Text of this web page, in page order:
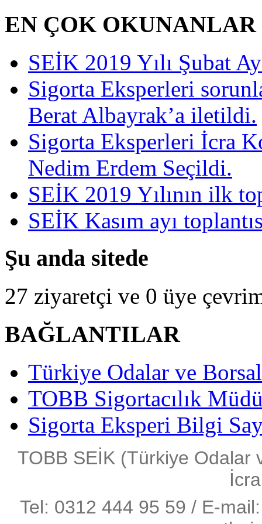
EN ÇOK OKUNANLAR
SEİK 2019 Yılı Şubat
Sigorta Eksperleri
Berat Albayrak’a iletildi.
Sigorta Eksperleri İcra
Nedim Erdem Seçildi.
SEİK 2019 Yılının ilk
SEİK Kasım ayı
Şu anda sitede
27 ziyaretçi ve 0 üye
BAĞLANTILAR
Türkiye Odalar ve
TOBB Sigortacılık
Sigorta Eksperi Bilgi
TOBB SEİK (Türkiye Odalar
Tel: 0312 444 95 59 / E-